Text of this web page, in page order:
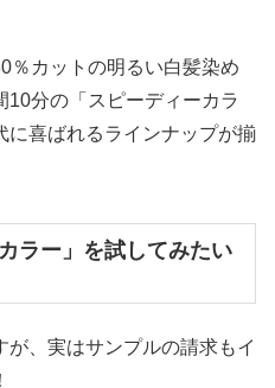
％カットの明るい白髪染め
10分の「スピーディーカラ
に喜ばれるラインナップが揃
ラー」を試してみたい
が、実はサンプルの請求もイ